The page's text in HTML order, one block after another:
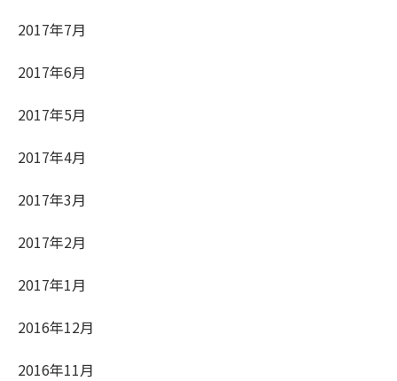
2017年7月
2017年6月
2017年5月
2017年4月
2017年3月
2017年2月
2017年1月
2016年12月
2016年11月